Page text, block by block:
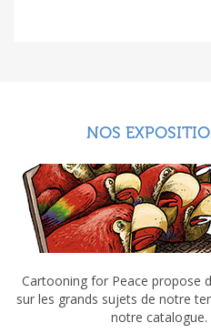
NOS
Cartooning for Peace propose
sur les grands sujets de notre
notre catalogue.